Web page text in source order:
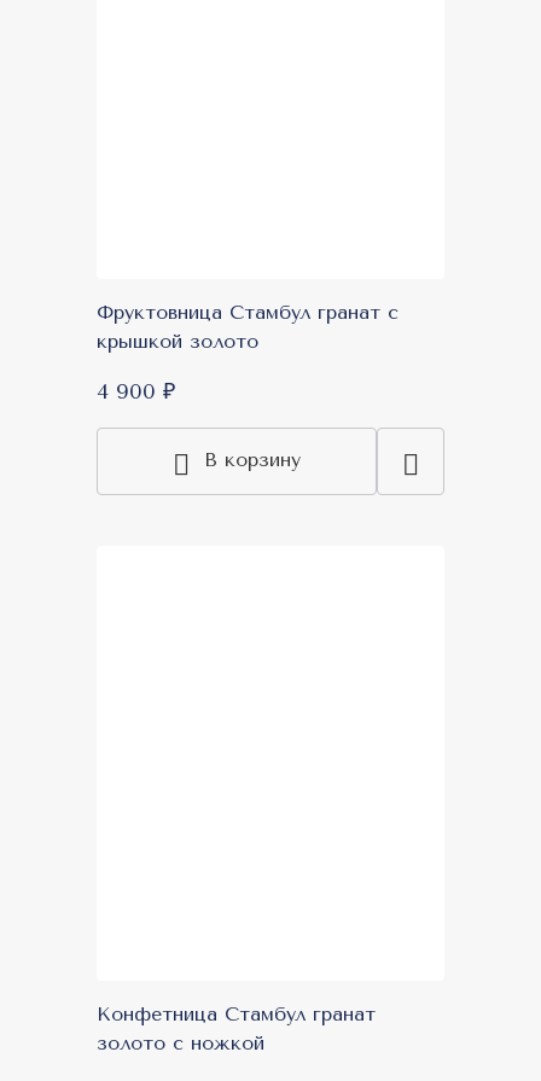
Фруктовница Стамбул гранат с
крышкой золото
4 900 ₽
В корзину
Конфетница Стамбул гранат
золото с ножкой